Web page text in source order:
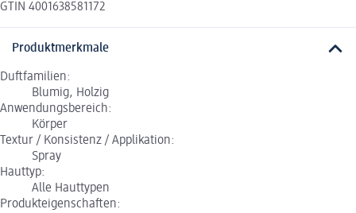
GTIN 4001638581172
Produktmerkmale
Duftfamilien:
Blumig, Holzig
Anwendungsbereich:
Körper
Textur / Konsistenz / Applikation:
Spray
Hauttyp:
Alle Hauttypen
Produkteigenschaften: